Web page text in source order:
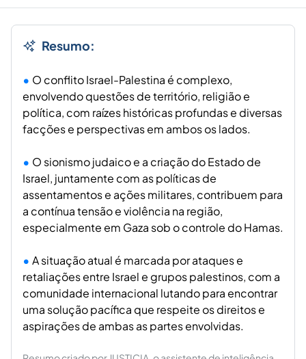
Resumo:
O conflito Israel-Palestina é complexo,
envolvendo questões de território, religião e
política, com raízes históricas profundas e diversas
facções e perspectivas em ambos os lados.
O sionismo judaico e a criação do Estado de
Israel, juntamente com as políticas de
assentamentos e ações militares, contribuem para
a contínua tensão e violência na região,
especialmente em Gaza sob o controle do Hamas.
A situação atual é marcada por ataques e
retaliações entre Israel e grupos palestinos, com a
comunidade internacional lutando para encontrar
uma solução pacífica que respeite os direitos e
aspirações de ambas as partes envolvidas.